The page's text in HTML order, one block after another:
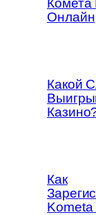
Комета
Онлайн
Какой
Как